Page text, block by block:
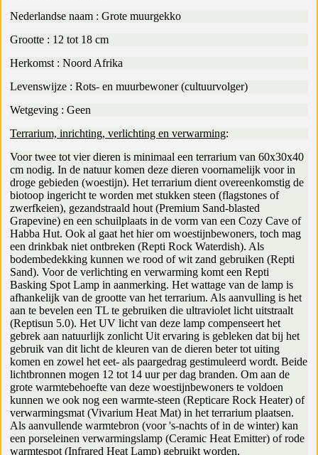
Nederlandse naam : Grote muurgekko
Grootte : 12 tot 18 cm
Herkomst : Noord Afrika
Levenswijze : Rots- en muurbewoner (cultuurvolger)
Wetgeving : Geen
Terrarium, inrichting, verlichting en verwarming:
Voor twee tot vier dieren is minimaal een terrarium van 60x30x40
cm nodig. In de natuur komen deze dieren voornamelijk voor in
droge gebieden (woestijn). Het terrarium dient overeenkomstig de
biotoop ingericht te worden met stukken steen (flagstones of
zwerfkeien), gezandstraald hout (Premium Sand-blasted
Grapevine) en een schuilplaats in de vorm van een Cozy Cave of
Habba Hut. Ook al gaat het hier om woestijnbewoners, toch mag
een drinkbak niet ontbreken (Repti Rock Waterdish). Als
bodembedekking kunnen we rood of wit zand gebruiken (Repti
Sand). Voor de verlichting en verwarming komt een Repti
Basking Spot Lamp in aanmerking. Het wattage van de lamp is
afhankelijk van de grootte van het terrarium. Als aanvulling is het
aan te bevelen een TL te gebruiken die ultraviolet licht uitstraalt
(Reptisun 5.0). Het UV licht van deze lamp compenseert het
gebrek aan natuurlijk zonlicht Uit ervaring is gebleken dat bij het
gebruik van dit licht de kleuren van de dieren beter tot uiting
komen en zowel het eet- als paargedrag gestimuleerd wordt. Beide
lichtbronnen mogen 12 tot 14 uur per dag branden. Om aan de
grote warmtebehoefte van deze woestijnbewoners te voldoen
kunnen we ook nog een warmte-steen (Repticare Rock Heater) of
verwarmingsmat (Vivarium Heat Mat) in het terrarium plaatsen.
Als aanvullende warmtebron (voor 's-nachts of in de winter) kan
een porseleinen verwarmingslamp (Ceramic Heat Emitter) of rode
warmtespot (Infrared Heat Lamp) gebruikt worden.